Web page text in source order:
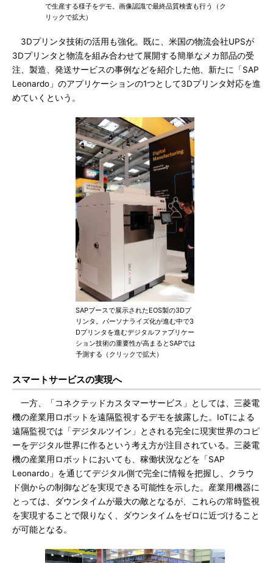
で生産する様子をデモ。画像認識で最終品質検査も行う（ク
リックで拡大）
3Dプリンタ技術の活用も強化。既に、米国の物流会社UPSが
3Dプリンタと物流を組み合わせて展開する簡単なメカ部品の受
注、製造、発送サービスの事例などを紹介した他、新たに「SAP
Leonardo」のアプリケーションの1つとして3Dプリンタ対応を進
めていくという。
SAPブースで展示されたEOS製の3Dプ
リンタ。パーソナライズ化が進む中で3
Dプリンタを進むデジタルファブリケー
ション技術の重要性が高まるとSAPでは
予測する（クリックで拡大）
スマートサービスの実現へ
一方、「コネクテッドカスタマーサービス」としては、三菱電
機の産業用ロボットを遠隔監視するデモを披露した。IoTによる
遠隔監視では「デジタルツイン」とされる完全に現実世界のコピ
ーをデジタル世界に作るという考え方が注目されている。三菱電
機の産業用ロボットにおいても、稼働状況などを「SAP
Leonardo」を通じてデジタル側で完全に情報を把握し、クラウ
ド側からの制御などを実現できる可能性を示した。産業用機器に
とっては、ダウンタイムが最大の敵となるが、これらの常時監視
を実現することで限りなく、ダウンタイムをゼロに近づけること
が可能となる。